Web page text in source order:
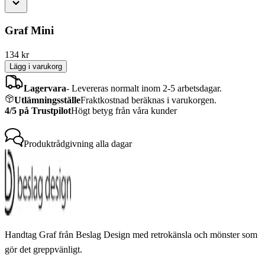
Graf Mini
134 kr
Lägg i varukorg
Lagervara- Levereras normalt inom 2-5 arbetsdagar.
UtlämningsställeFraktkostnad beräknas i varukorgen.
4/5 på TrustpilotHögt betyg från våra kunder
Produktrådgivning alla dagar
Handtag Graf från Beslag Design med retrokänsla och mönster som
gör det greppvänligt.